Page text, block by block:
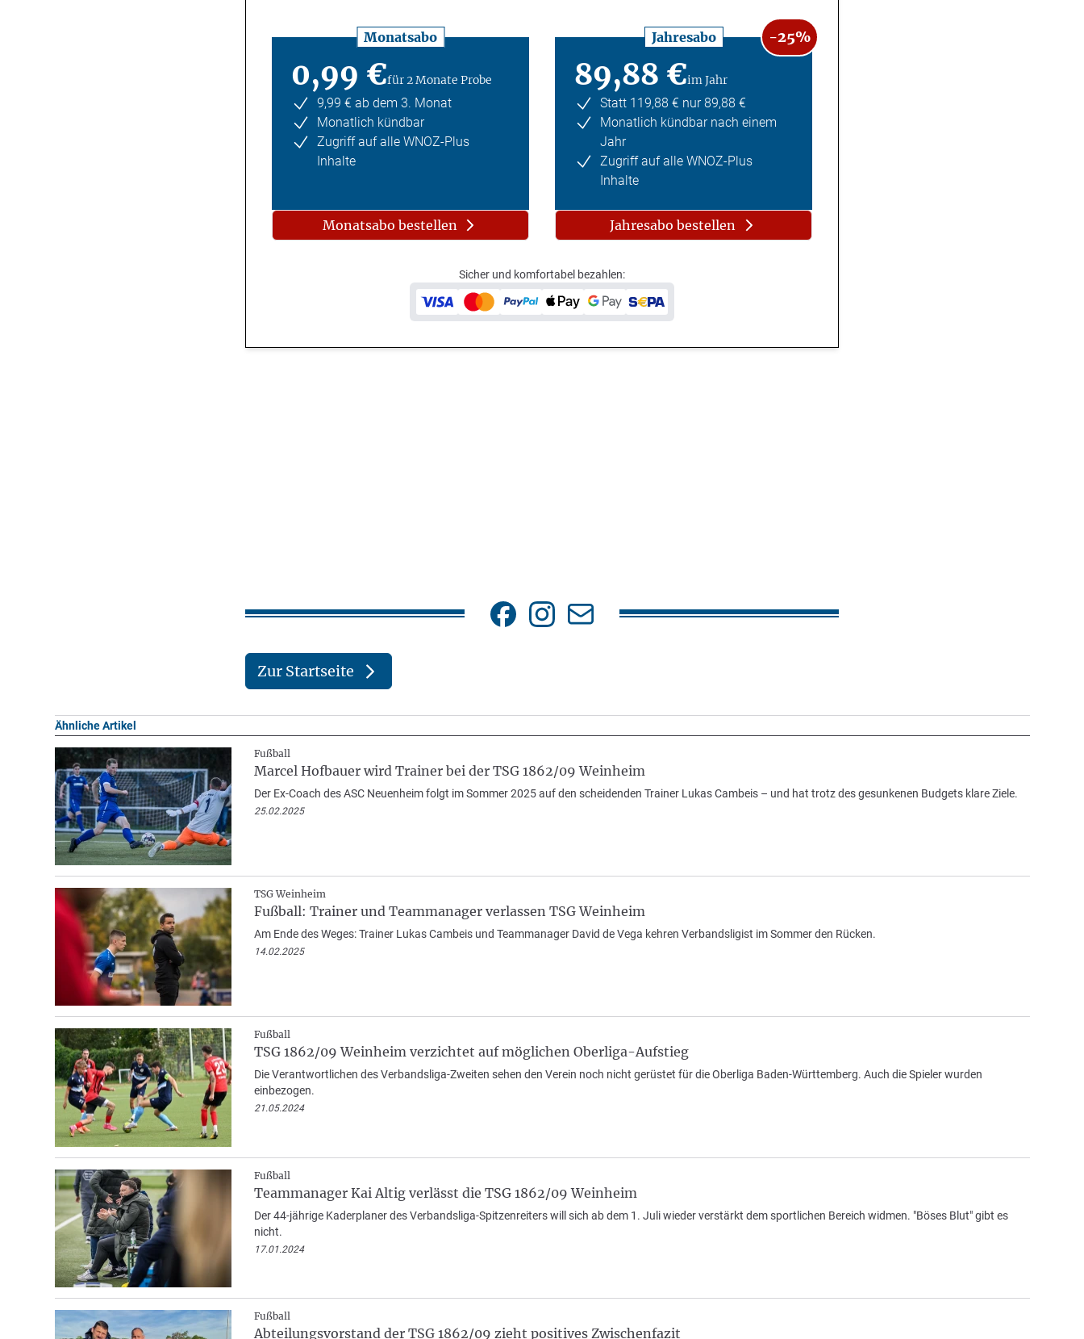
Monatsabo
0,99 €für 2 Monate Probe
9,99 € ab dem 3. Monat
Monatlich kündbar
Zugriff auf alle WNOZ-Plus
Inhalte
Monatsabo bestellen
Jahresabo -25%
89,88 €im Jahr
Statt 119,88 € nur 89,88 €
Monatlich kündbar nach einem
Jahr
Zugriff auf alle WNOZ-Plus
Inhalte
Jahresabo bestellen
Sicher und komfortabel bezahlen:
Zur Startseite
Ähnliche Artikel
Fußball
Marcel Hofbauer wird Trainer bei der TSG 1862/09 Weinheim
Der Ex-Coach des ASC Neuenheim folgt im Sommer 2025 auf den scheidenden Trainer Lukas Cambeis – und hat trotz des gesunkenen Budgets klare Ziele.
25.02.2025
TSG Weinheim
Fußball: Trainer und Teammanager verlassen TSG Weinheim
Am Ende des Weges: Trainer Lukas Cambeis und Teammanager David de Vega kehren Verbandsligist im Sommer den Rücken.
14.02.2025
Fußball
TSG 1862/09 Weinheim verzichtet auf möglichen Oberliga-Aufstieg
Die Verantwortlichen des Verbandsliga-Zweiten sehen den Verein noch nicht gerüstet für die Oberliga Baden-Württemberg. Auch die Spieler wurden
einbezogen.
21.05.2024
Fußball
Teammanager Kai Altig verlässt die TSG 1862/09 Weinheim
Der 44-jährige Kaderplaner des Verbandsliga-Spitzenreiters will sich ab dem 1. Juli wieder verstärkt dem sportlichen Bereich widmen. "Böses Blut" gibt es
nicht.
17.01.2024
Fußball
Abteilungsvorstand der TSG 1862/09 zieht positives Zwischenfazit